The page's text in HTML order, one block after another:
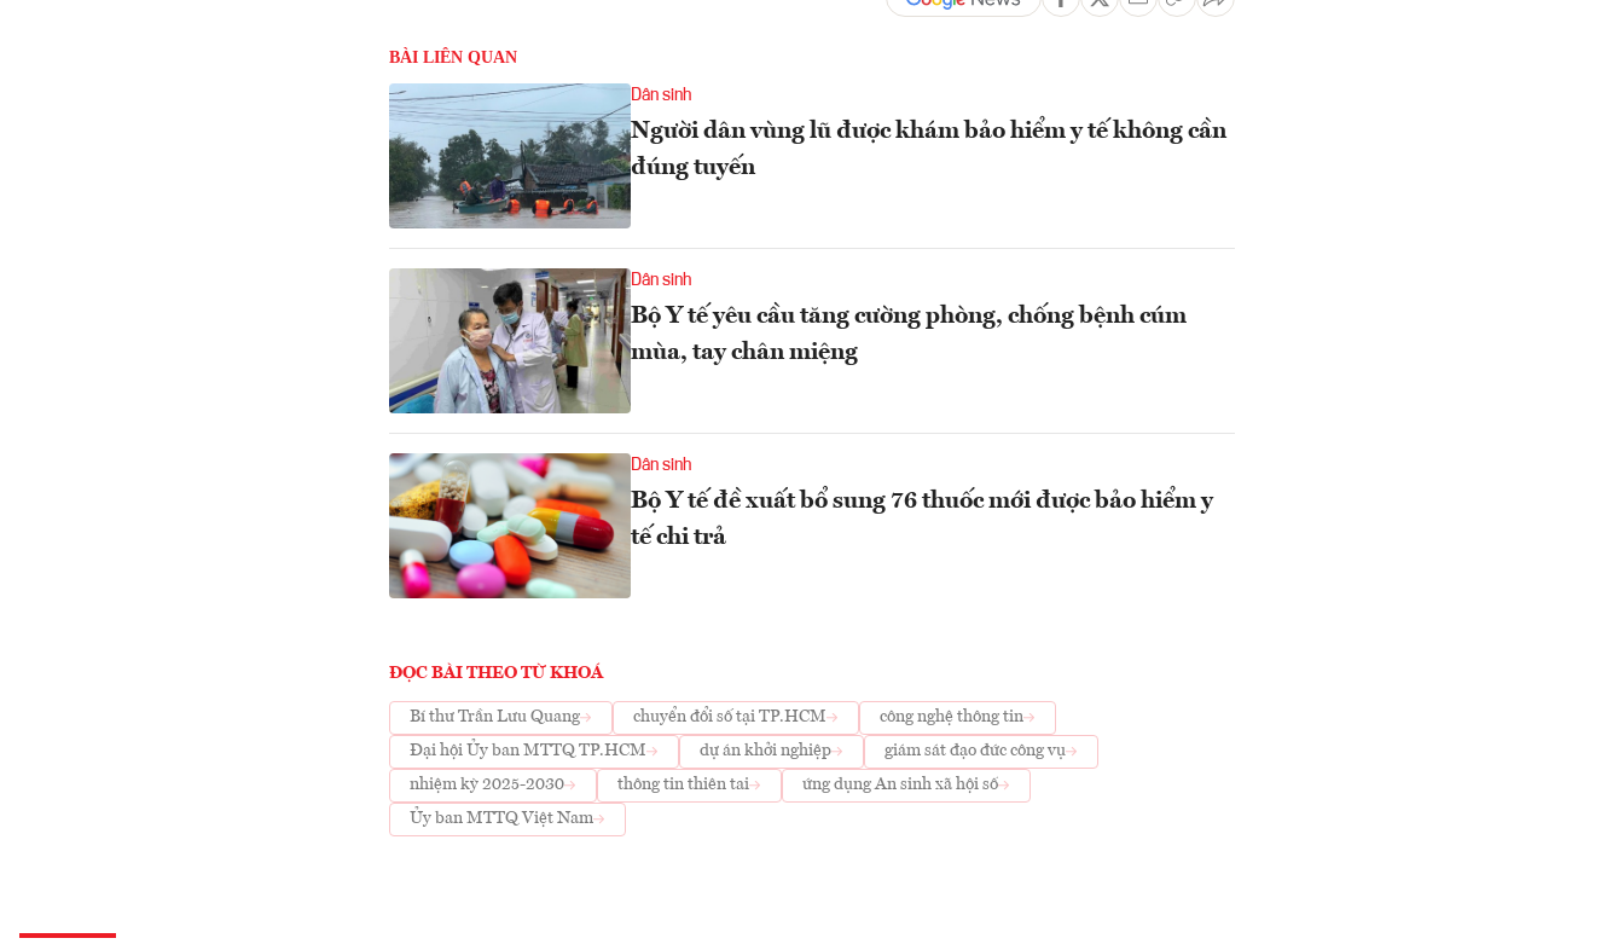
BÀI LIÊN QUAN
Dân sinh
Người dân vùng lũ được khám bảo hiểm y tế không cần
đúng tuyến
Dân sinh
Bộ Y tế yêu cầu tăng cường phòng, chống bệnh cúm
mùa, tay chân miệng
Dân sinh
Bộ Y tế đề xuất bổ sung 76 thuốc mới được bảo hiểm y
tế chi trả
ĐỌC BÀI THEO TỪ KHOÁ
Bí thư Trần Lưu Quang chuyển đổi số tại TP.HCM
công nghệ thông tin
Đại hội Ủy ban MTTQ TP.HCM
dự án khởi nghiệp
giám sát đạo đức công vụ
nhiệm kỳ 2025-2030
thông tin thiên tai
ứng dụng An sinh xã hội số
Ủy ban MTTQ Việt Nam